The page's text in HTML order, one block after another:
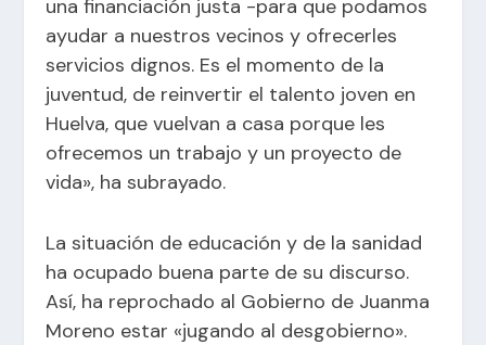
una financiación justa -para que podamos
ayudar a nuestros vecinos y ofrecerles
servicios dignos. Es el momento de la
juventud, de reinvertir el talento joven en
Huelva, que vuelvan a casa porque les
ofrecemos un trabajo y un proyecto de
vida», ha subrayado.
La situación de educación y de la sanidad
ha ocupado buena parte de su discurso.
Así, ha reprochado al Gobierno de Juanma
Moreno estar «jugando al desgobierno».